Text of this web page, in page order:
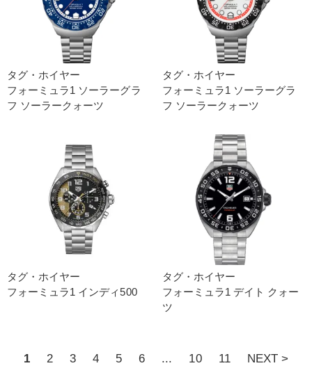
タグ・ホイヤー
フォーミュラ1 ソーラーグラ
フ ソーラークォーツ
タグ・ホイヤー
フォーミュラ1 ソーラーグラ
フ ソーラークォーツ
タグ・ホイヤー
フォーミュラ1 インディ500
タグ・ホイヤー
フォーミュラ1 デイト クォー
ツ
1 2 3 4 5 6 ... 10 11 NEXT >